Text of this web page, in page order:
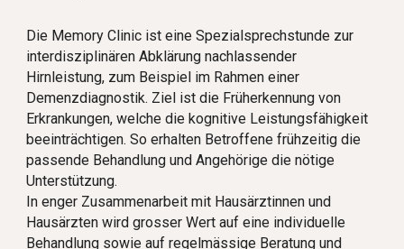
Die Memory Clinic ist eine Spezialsprechstunde zur
interdisziplinären Abklärung nachlassender
Hirnleistung, zum Beispiel im Rahmen einer
Demenzdiagnostik. Ziel ist die Früherkennung von
Erkrankungen, welche die kognitive Leistungsfähigkeit
beeinträchtigen. So erhalten Betroffene frühzeitig die
passende Behandlung und Angehörige die nötige
Unterstützung.
In enger Zusammenarbeit mit Hausärztinnen und
Hausärzten wird grosser Wert auf eine individuelle
Behandlung sowie auf regelmässige Beratung und